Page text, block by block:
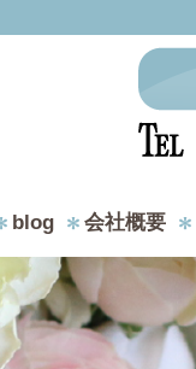
blog 会社概要